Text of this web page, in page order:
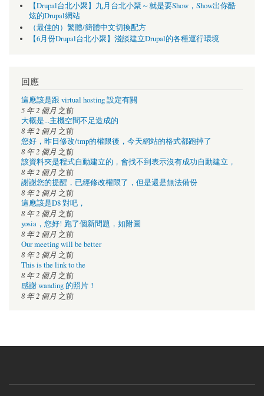
【Drupal台北小聚】九月台北小聚～就是要Show，Show出你酷
炫的Drupal網站
（最佳的）繁體/簡體中文切換配方
【6月份Drupal台北小聚】淺談建立Drupal的各種運行環境
回應
這應該是跟 virtual hosting 設定有關
5 年 2 個月 之前
大概是...主機空間不足造成的
8 年 2 個月 之前
您好，昨日修改/tmp的權限後，今天網站的格式都跑掉了
8 年 2 個月 之前
該資料夾是程式自動建立的，會找不到表示沒有成功自動建立，
8 年 2 個月 之前
謝謝您的提醒，已經修改權限了，但是還是無法備份
8 年 2 個月 之前
這應該是D8 對吧，
8 年 2 個月 之前
yosia，您好! 跑了個新問題，如附圖
8 年 2 個月 之前
Our meeting will be better
8 年 2 個月 之前
This is the link to the
8 年 2 個月 之前
感謝 wanding 的照片！
8 年 2 個月 之前